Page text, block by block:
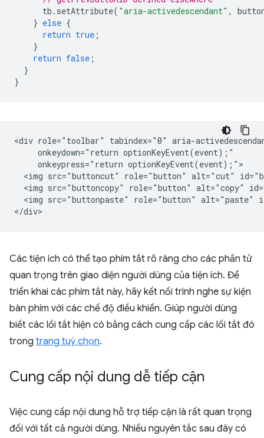
tb . setAttribute( "aria-activedescendant" ,
} else {
return true ;
}
return false ;
}
}
<div role="toolbar" tabindex="0" aria-
     onkeydown="return optionKeyEvent(event);"
     onkeypress="return optionKeyEvent(event);">
<img src="buttoncut" role="button" alt="cut"
<img src="buttoncopy" role="button" alt="copy"
<img src="buttonpaste" role="button" alt="paste"
Các tiện ích có thể tạo phím tắt rõ ràng cho các phần tử
quan trọng trên giao diện người dùng của tiện ích. Để
triển khai các phím tắt này, hãy kết nối trình nghe sự kiện
bàn phím với các chế độ điều khiển. Giúp người dùng
biết các lối tắt hiện có bằng cách cung cấp các lối tắt đó
trong trang tuỳ chọn.
Cung cấp nội dung dễ tiếp cận
Việc cung cấp nội dung hỗ trợ tiếp cận là rất quan trọng
đối với tất cả người dùng. Nhiều nguyên tắc sau đây có